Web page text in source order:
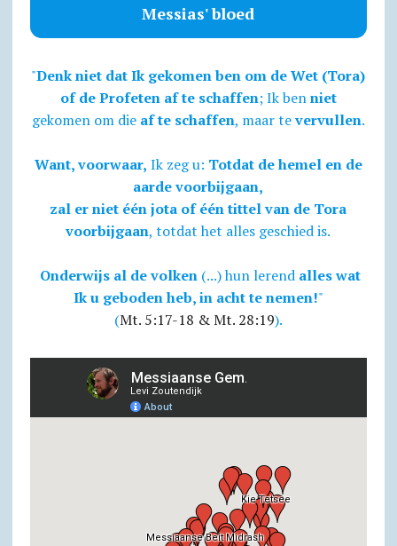
Messias' bloed
"Denk niet dat Ik gekomen ben om de Wet (Tora)
of de Profeten af te schaffen; Ik benniet
gekomen om die af te schaffen, maar tevervullen.
Want, voorwaar, Ik zeg u: Totdat de hemel en de
aarde voorbijgaan,
zal er niet één jota of één tittel van de Tora
voorbijgaan, totdat het alles geschied is.
Onderwijs al de volken(...) hun lerend alles wat
Ik u geboden heb, in acht te nemen!"
(Mt. 5:17-18 & Mt. 28:19).